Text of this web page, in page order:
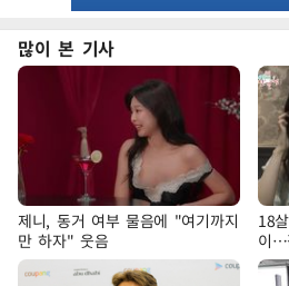
많이 본 기사
제니, 동거 여부 물음에 "여기까지
만 하자" 웃음
18
이…